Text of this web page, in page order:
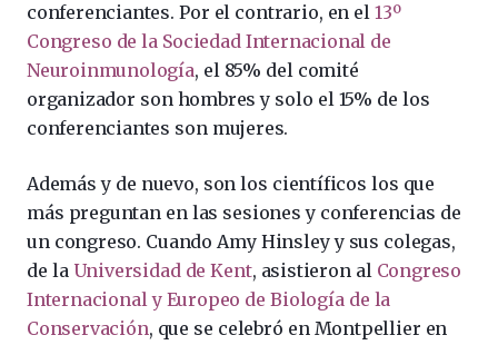
conferenciantes. Por el contrario, en el13º
Congreso de la Sociedad Internacional de
Neuroinmunología, el 85% del comité
organizador son hombres y solo el 15% de los
conferenciantes son mujeres.
Además y de nuevo, son los científicos los que
más preguntan en las sesiones y conferencias de
un congreso. Cuando Amy Hinsley y sus colegas,
de la Universidad de Kent, asistieron al Congreso
Internacional y Europeo de Biología de la
Conservación, que se celebró en Montpellier en